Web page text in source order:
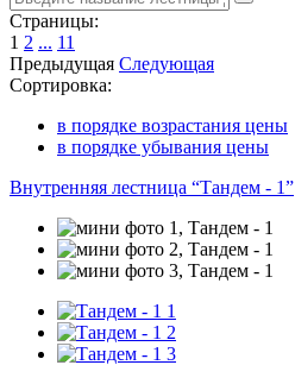
Страницы:
1 2 ... 11
Предыдущая Следующая
Сортировка:
в порядке возрастания цены
в порядке убывания цены
Внутренняя лестница “Тандем - 1”